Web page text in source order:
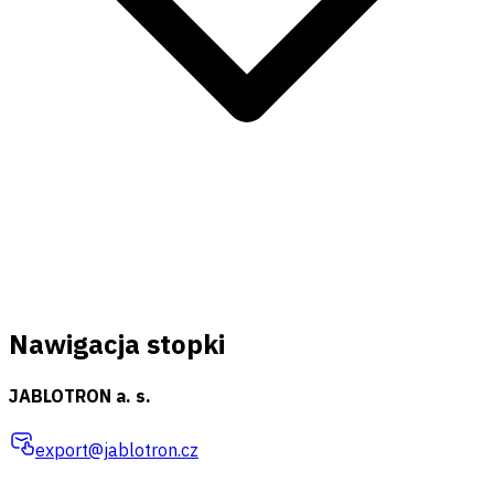
Nawigacja stopki
JABLOTRON a. s.
export@jablotron.cz